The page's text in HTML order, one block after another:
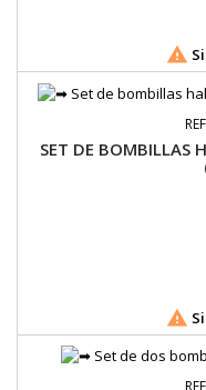

SET DE BOMBILLAS
